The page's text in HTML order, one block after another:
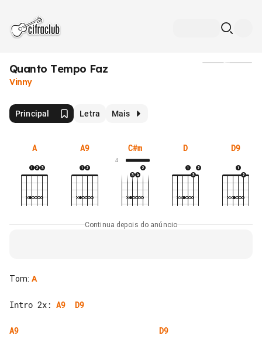
Quanto Tempo Faz
Vinny
Principal Letra Mais
A A9 C#m
4
D D9
Continua depois do anúncio
Tom: A
Intro 2x: A9 D9
A9
D9